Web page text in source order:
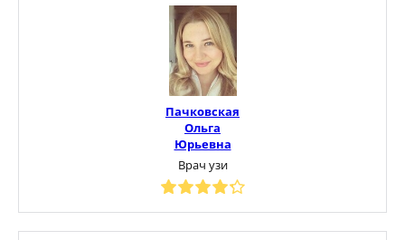
Пачковская
Ольга
Юрьевна
Врач узи